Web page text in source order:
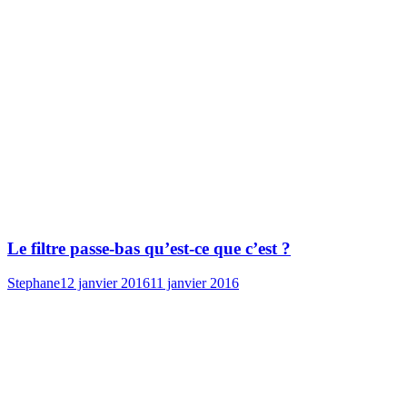
Le filtre passe-bas qu’est-ce que c’est ?
Stephane12 janvier 201611 janvier 2016